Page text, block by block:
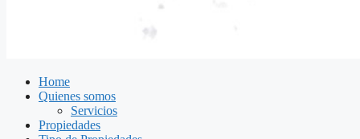
Home
Quienes somos
Servicios
Propiedades